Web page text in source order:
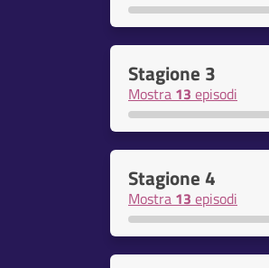
Stagione 3
Mostra 13 episodi
Stagione 4
Mostra 13 episodi